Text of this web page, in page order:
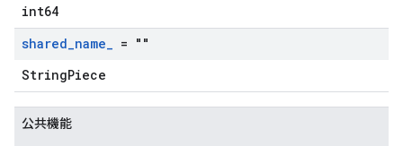
int64
shared_name_ = ""
StringPiece
公共機能